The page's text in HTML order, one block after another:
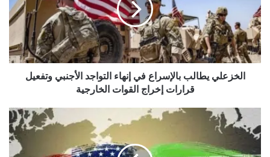
إنهاء
التواجد
الأجنبي
وتفعيل
قرارات
إخراجالخزعلي يطالب بالإسراع في إنهاء التواجد الأجنبي وتفعيل
قرارات إخراج القوات الخارجية
طهران:
لا
وجود
لقنوات